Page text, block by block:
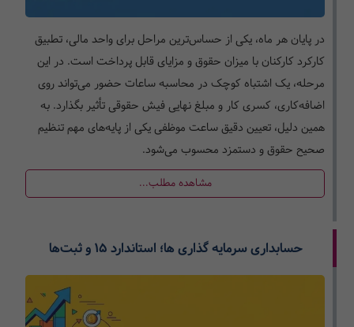
در پایان هر ماه، یکی از حساس‌ترین مراحل برای واحد مالی، تطبیق
کارکرد کارکنان با میزان حقوق و مزایای قابل پرداخت است. در این
مرحله، یک اشتباه کوچک در محاسبه ساعات حضور می‌تواند روی
اضافه‌کاری، کسری کار و مبلغ نهایی فیش حقوقی تأثیر بگذارد. به
همین دلیل، تعیین دقیق ساعت موظفی یکی از پایه‌های مهم تنظیم
صحیح حقوق و دستمزد محسوب می‌شود.
مشاهده مطلب...
حسابداری سرمایه گذاری ها؛ استاندارد ۱۵ و ثبت‌ها